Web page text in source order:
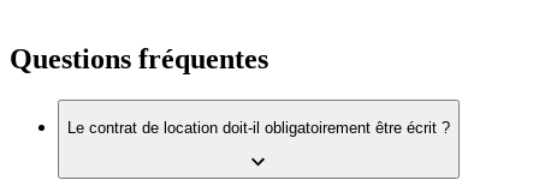
Questions fréquentes
Le contrat de location doit-il obligatoirement être écrit ?